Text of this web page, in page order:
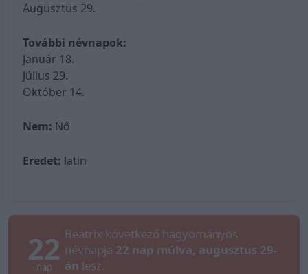
Augusztus 29.
További névnapok:
Január 18.
Július 29.
Október 14.
Nem: Nő
Eredet: latin
22
nap
Beatrix következő hagyományos
névnapja 22 nap múlva, augusztus 29-
án lesz.